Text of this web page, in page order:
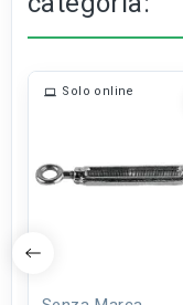
Solo online